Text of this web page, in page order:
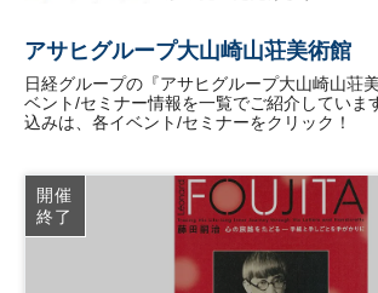
アサヒグループ大山崎山荘美術館
日経グループの『アサヒグループ大山崎山荘
ベント/セミナー情報を一覧でご紹介していま
込みは、各イベント/セミナーをクリック！
開催
終了